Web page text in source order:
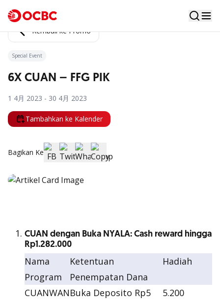
Kembali ke Promo
Special Event
6X CUAN – FFG PIK
1 4月 2023 - 30 4月 2023
Tambahkan ke Kalender
Bagikan Ke
CUAN dengan Buka NYALA: Cash reward hingga
Rp1.282.000
Nama
Program
Ketentuan
Penempatan Dana
Hadiah
CUANWANBuka Deposito Rp5
5.200